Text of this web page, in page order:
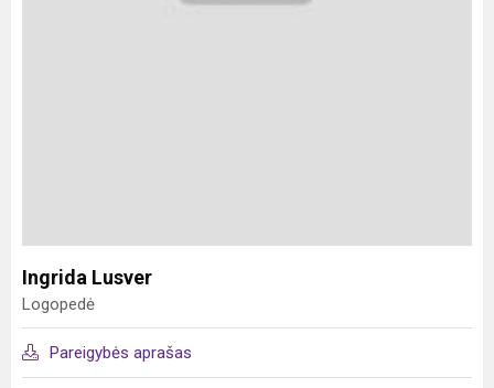
Ingrida Lusver
Logopedė
Pareigybės aprašas